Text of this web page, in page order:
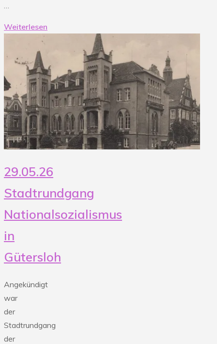
…
Weiterlesen
CSD
Hameln"
29.05.26
Stadtrundgang
Nationalsozialismus
in
Gütersloh
Angekündigt
war
der
Stadtrundgang
der